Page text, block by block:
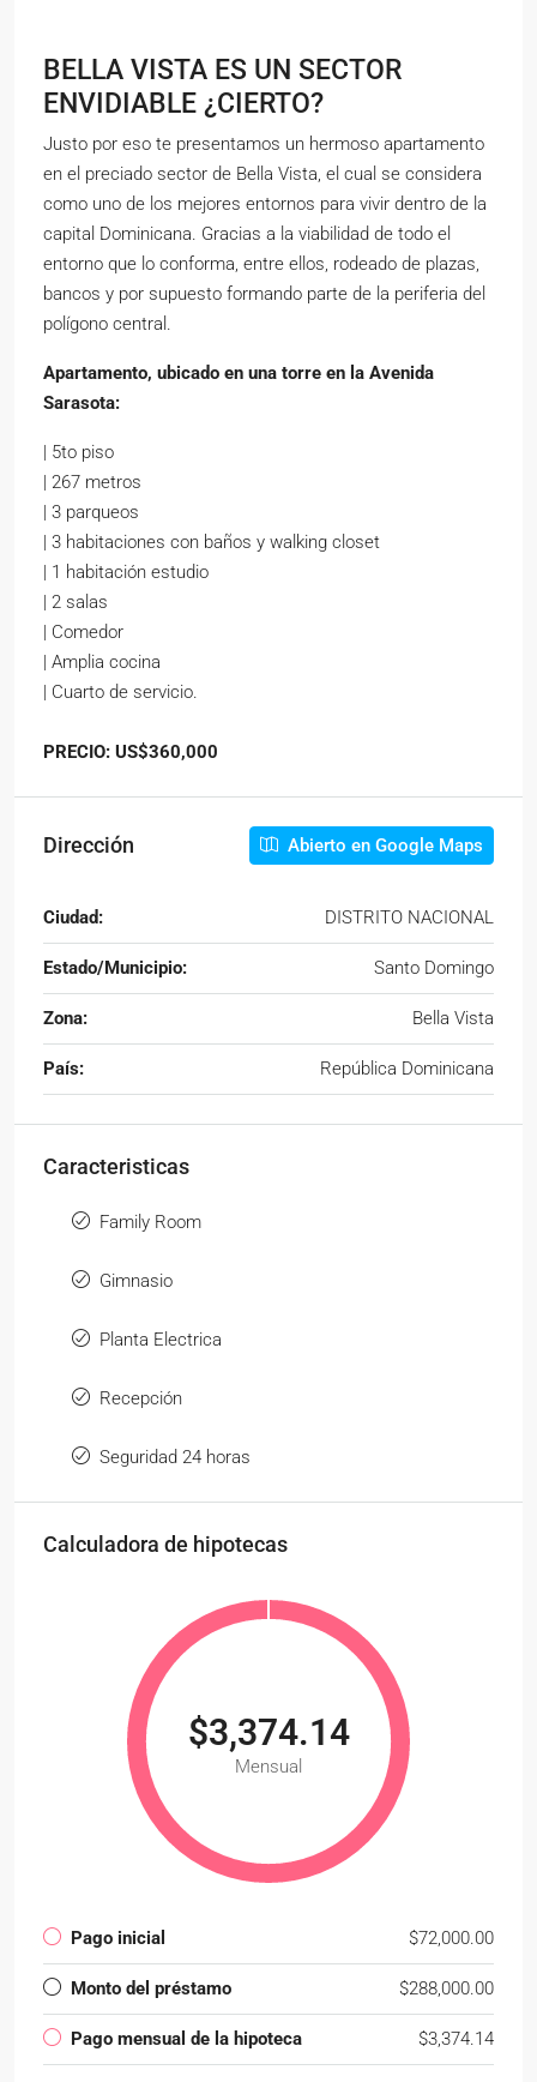
BELLA VISTA ES UN SECTOR
ENVIDIABLE ¿CIERTO?
Justo por eso te presentamos un hermoso apartamento
en el preciado sector de Bella Vista, el cual se considera
como uno de los mejores entornos para vivir dentro de la
capital Dominicana. Gracias a la viabilidad de todo el
entorno que lo conforma, entre ellos, rodeado de plazas,
bancos y por supuesto formando parte de la periferia del
polígono central.
Apartamento, ubicado en una torre en la Avenida
Sarasota:
| 5to piso
| 267 metros
| 3 parqueos
| 3 habitaciones con baños y walking closet
| 1 habitación estudio
| 2 salas
| Comedor
| Amplia cocina
| Cuarto de servicio.
PRECIO: US$360,000
Dirección Abierto en Google Maps
Ciudad: DISTRITO NACIONAL
Estado/Municipio: Santo Domingo
Zona: Bella Vista
País: República Dominicana
Caracteristicas
Family Room
Gimnasio
Planta Electrica
Recepción
Seguridad 24 horas
Calculadora de hipotecas
$3,374.14
Mensual
Pago inicial $72,000.00
Monto del préstamo $288,000.00
Pago mensual de la hipoteca $3,374.14